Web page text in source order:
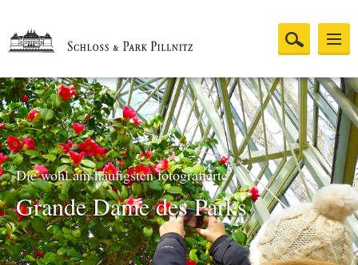
Die wohl am häufigsten fotografierte
Grande Dame des Parks